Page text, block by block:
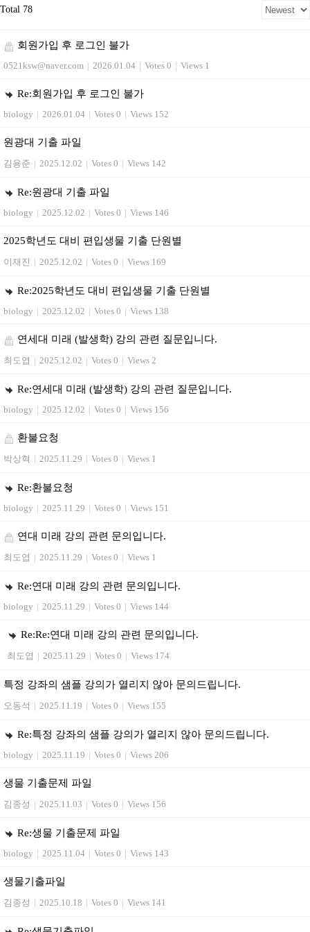
Total 78
회원가입 후 로그인 불가
0521ksw@naver.com | 2026.01.04 | Votes 0 | Views 1
Re:회원가입 후 로그인 불가
biology | 2026.01.04 | Votes 0 | Views 152
원광대 기출 파일
김용준 | 2025.12.02 | Votes 0 | Views 142
Re:원광대 기출 파일
biology | 2025.12.02 | Votes 0 | Views 146
2025학년도 대비 편입생물 기출 단원별
이재진 | 2025.12.02 | Votes 0 | Views 169
Re:2025학년도 대비 편입생물 기출 단원별
biology | 2025.12.02 | Votes 0 | Views 138
연세대 미래 (발생학) 강의 관련 질문입니다.
최도엽 | 2025.12.02 | Votes 0 | Views 2
Re:연세대 미래 (발생학) 강의 관련 질문입니다.
biology | 2025.12.02 | Votes 0 | Views 156
환불요청
박상혁 | 2025.11.29 | Votes 0 | Views 1
Re:환불요청
biology | 2025.11.29 | Votes 0 | Views 151
연대 미래 강의 관련 문의입니다.
최도엽 | 2025.11.29 | Votes 0 | Views 1
Re:연대 미래 강의 관련 문의입니다.
biology | 2025.11.29 | Votes 0 | Views 144
Re:Re:연대 미래 강의 관련 문의입니다.
최도엽 | 2025.11.29 | Votes 0 | Views 174
특정 강좌의 샘플 강의가 열리지 않아 문의드립니다.
오동석 | 2025.11.19 | Votes 0 | Views 155
Re:특정 강좌의 샘플 강의가 열리지 않아 문의드립니다.
biology | 2025.11.19 | Votes 0 | Views 206
생물 기출문제 파일
김종성 | 2025.11.03 | Votes 0 | Views 156
Re:생물 기출문제 파일
biology | 2025.11.04 | Votes 0 | Views 143
생물기출파일
김종성 | 2025.10.18 | Votes 0 | Views 141